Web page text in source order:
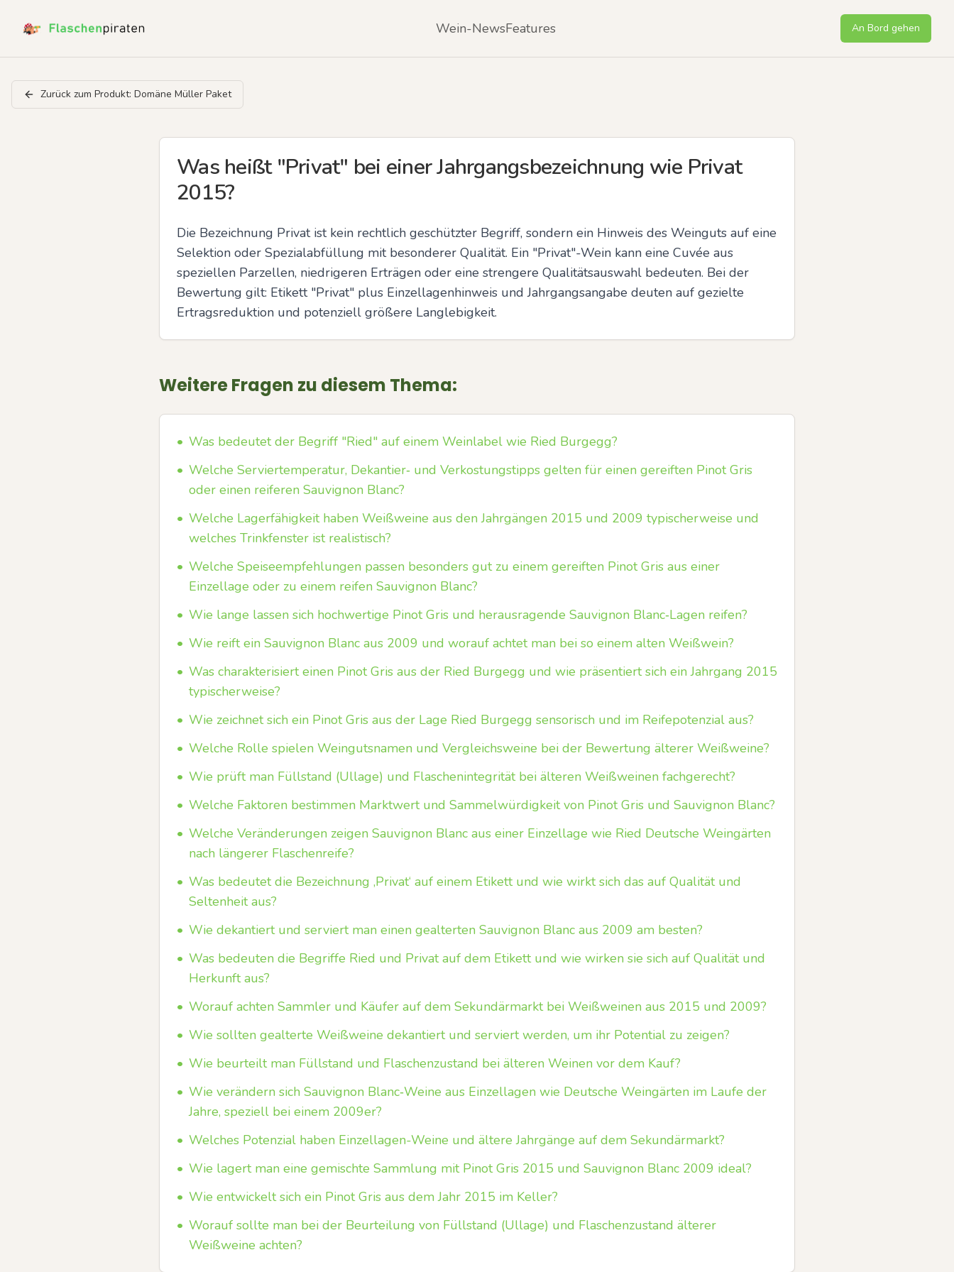
Wein-NewsFeatures An Bord gehen
Zurück zum Produkt: Domäne Müller Paket
Was heißt "Privat" bei einer Jahrgangsbezeichnung wie Privat
2015?
Die Bezeichnung Privat ist kein rechtlich geschützter Begriff, sondern ein Hinweis des Weinguts auf eine
Selektion oder Spezialabfüllung mit besonderer Qualität. Ein "Privat"-Wein kann eine Cuvée aus
speziellen Parzellen, niedrigeren Erträgen oder eine strengere Qualitätsauswahl bedeuten. Bei der
Bewertung gilt: Etikett "Privat" plus Einzellagenhinweis und Jahrgangsangabe deuten auf gezielte
Ertragsreduktion und potenziell größere Langlebigkeit.
Weitere Fragen zu diesem Thema:
• Was bedeutet der Begriff "Ried" auf einem Weinlabel wie Ried Burgegg?
• Welche Serviertemperatur, Dekantier‑ und Verkostungstipps gelten für einen gereiften Pinot Gris
oder einen reiferen Sauvignon Blanc?
• Welche Lagerfähigkeit haben Weißweine aus den Jahrgängen 2015 und 2009 typischerweise und
welches Trinkfenster ist realistisch?
• Welche Speiseempfehlungen passen besonders gut zu einem gereiften Pinot Gris aus einer
Einzellage oder zu einem reifen Sauvignon Blanc?
• Wie lange lassen sich hochwertige Pinot Gris und herausragende Sauvignon Blanc‑Lagen reifen?
• Wie reift ein Sauvignon Blanc aus 2009 und worauf achtet man bei so einem alten Weißwein?
• Was charakterisiert einen Pinot Gris aus der Ried Burgegg und wie präsentiert sich ein Jahrgang 2015
typischerweise?
• Wie zeichnet sich ein Pinot Gris aus der Lage Ried Burgegg sensorisch und im Reifepotenzial aus?
• Welche Rolle spielen Weingutsnamen und Vergleichsweine bei der Bewertung älterer Weißweine?
• Wie prüft man Füllstand (Ullage) und Flaschenintegrität bei älteren Weißweinen fachgerecht?
• Welche Faktoren bestimmen Marktwert und Sammelwürdigkeit von Pinot Gris und Sauvignon Blanc?
• Welche Veränderungen zeigen Sauvignon Blanc aus einer Einzellage wie Ried Deutsche Weingärten
nach längerer Flaschenreife?
• Was bedeutet die Bezeichnung ‚Privat‘ auf einem Etikett und wie wirkt sich das auf Qualität und
Seltenheit aus?
• Wie dekantiert und serviert man einen gealterten Sauvignon Blanc aus 2009 am besten?
• Was bedeuten die Begriffe Ried und Privat auf dem Etikett und wie wirken sie sich auf Qualität und
Herkunft aus?
• Worauf achten Sammler und Käufer auf dem Sekundärmarkt bei Weißweinen aus 2015 und 2009?
• Wie sollten gealterte Weißweine dekantiert und serviert werden, um ihr Potential zu zeigen?
• Wie beurteilt man Füllstand und Flaschenzustand bei älteren Weinen vor dem Kauf?
• Wie verändern sich Sauvignon Blanc‑Weine aus Einzellagen wie Deutsche Weingärten im Laufe der
Jahre, speziell bei einem 2009er?
• Welches Potenzial haben Einzellagen-Weine und ältere Jahrgänge auf dem Sekundärmarkt?
• Wie lagert man eine gemischte Sammlung mit Pinot Gris 2015 und Sauvignon Blanc 2009 ideal?
• Wie entwickelt sich ein Pinot Gris aus dem Jahr 2015 im Keller?
• Worauf sollte man bei der Beurteilung von Füllstand (Ullage) und Flaschenzustand älterer
Weißweine achten?